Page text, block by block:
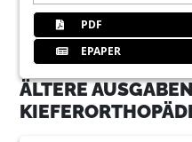
PDF
EPAPER
ÄLTERE